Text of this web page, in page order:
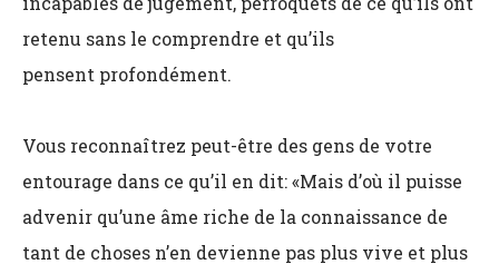
retenu sans le comprendre et qu’ils
pensent profondément.
Vous reconnaîtrez peut-être des gens de votre
entourage dans ce qu’il en dit: «Mais d’où il puisse
advenir qu’une âme riche de la connaissance de
tant de choses n’en devienne pas plus vive et plus